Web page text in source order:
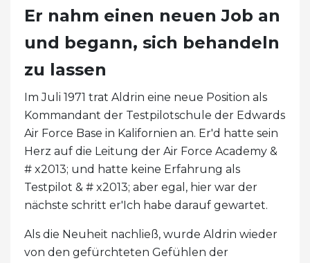
Er nahm einen neuen Job an
und begann, sich behandeln
zu lassen
Im Juli 1971 trat Aldrin eine neue Position als
Kommandant der Testpilotschule der Edwards
Air Force Base in Kalifornien an. Er'd hatte sein
Herz auf die Leitung der Air Force Academy &
# x2013; und hatte keine Erfahrung als
Testpilot & # x2013; aber egal, hier war der
nächste schritt er'Ich habe darauf gewartet.
Als die Neuheit nachließ, wurde Aldrin wieder
von den gefürchteten Gefühlen der